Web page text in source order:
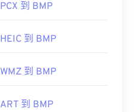
PCX 到 BMP
HEIC 到 BMP
WMZ 到 BMP
ART 到 BMP